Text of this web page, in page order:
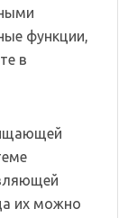
функции,
в
их можно